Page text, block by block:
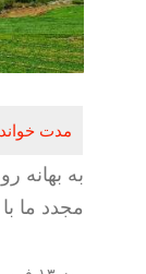
به بهانه روز
مجدد ما با طبیعت